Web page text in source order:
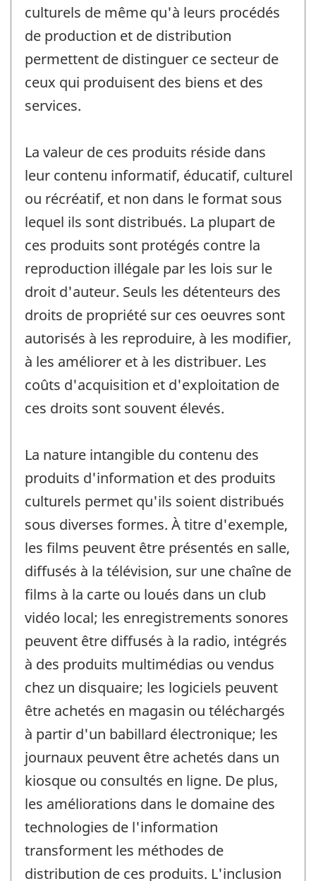
culturels de même qu'à leurs procédés
de production et de distribution
permettent de distinguer ce secteur de
ceux qui produisent des biens et des
services.
La valeur de ces produits réside dans
leur contenu informatif, éducatif, culturel
ou récréatif, et non dans le format sous
lequel ils sont distribués. La plupart de
ces produits sont protégés contre la
reproduction illégale par les lois sur le
droit d'auteur. Seuls les détenteurs des
droits de propriété sur ces oeuvres sont
autorisés à les reproduire, à les modifier,
à les améliorer et à les distribuer. Les
coûts d'acquisition et d'exploitation de
ces droits sont souvent élevés.
La nature intangible du contenu des
produits d'information et des produits
culturels permet qu'ils soient distribués
sous diverses formes. À titre d'exemple,
les films peuvent être présentés en salle,
diffusés à la télévision, sur une chaîne de
films à la carte ou loués dans un club
vidéo local; les enregistrements sonores
peuvent être diffusés à la radio, intégrés
à des produits multimédias ou vendus
chez un disquaire; les logiciels peuvent
être achetés en magasin ou téléchargés
à partir d'un babillard électronique; les
journaux peuvent être achetés dans un
kiosque ou consultés en ligne. De plus,
les améliorations dans le domaine des
technologies de l'information
transforment les méthodes de
distribution de ces produits. L'inclusion